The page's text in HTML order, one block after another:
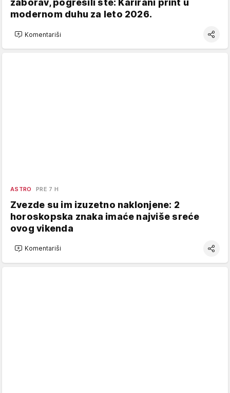
zaborav, pogrešili ste: Karirani print u
modernom duhu za leto 2026.
Komentariši
ASTRO PRE 7 H
Zvezde su im izuzetno naklonjene: 2
horoskopska znaka imaće najviše sreće
ovog vikenda
Komentariši